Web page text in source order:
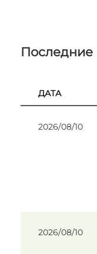
ДАТА
2026/08/10
2026/08/10